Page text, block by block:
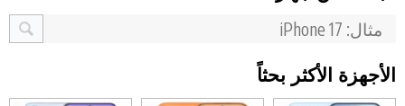
الأجهزة الأكثر بحثاً